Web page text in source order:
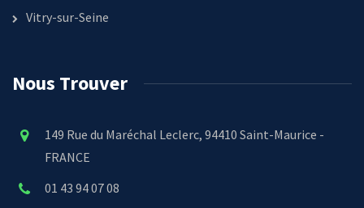
Vitry-sur-Seine
Nous Trouver
149 Rue du Maréchal Leclerc, 94410 Saint-Maurice -
FRANCE
01 43 94 07 08